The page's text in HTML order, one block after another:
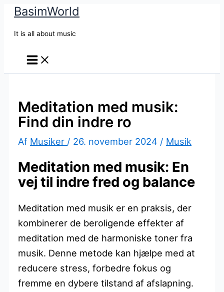
BasimWorld
It is all about music
Meditation med musik:
Find din indre ro
Af Musiker / 26. november 2024 / Musik
Meditation med musik: En
vej til indre fred og balance
Meditation med musik er en praksis, der
kombinerer de beroligende effekter af
meditation med de harmoniske toner fra
musik. Denne metode kan hjælpe med at
reducere stress, forbedre fokus og
fremme en dybere tilstand af afslapning.